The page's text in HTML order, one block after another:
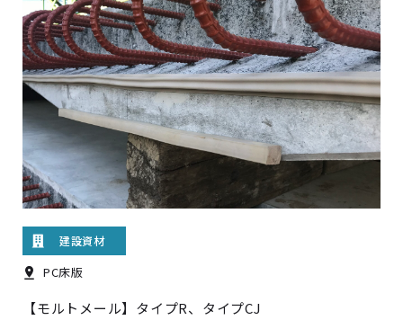
建設資材
PC床版
【モルトメール】タイプR、タイプCJ